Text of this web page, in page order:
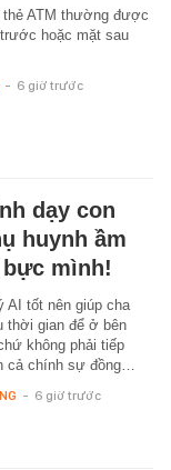
thẻ ATM thường được
hoặc mặt sau
- 6 giờ trước
dạy con
huynh ầm
bực mình!
AI tốt nên giúp cha
thời gian để ở bên
không phải tiếp
cả chính sự đồng…
- 6 giờ trước